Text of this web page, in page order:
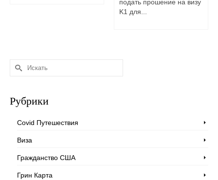
подать прошение на визу
K1 для...
Искать:
Рубрики
Covid Путешествия
Виза
Гражданство США
Грин Карта